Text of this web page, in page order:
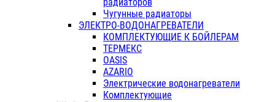
Чугунные радиаторы
ЭЛЕКТРО-ВОДОНАГРЕВАТЕЛИ
КОМПЛЕКТУЮЩИЕ К БОЙЛЕРАМ
ТЕРМЕКС
OASIS
AZARIO
Электрические водонагреватели
Комплектующие